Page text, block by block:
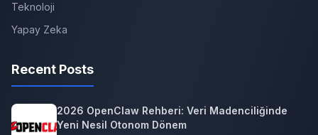
Teknoloji
Yapay Zeka
Recent Posts
2026 OpenClaw Rehberi: Veri Madenciliğinde
Yeni Nesil Otonom Dönem